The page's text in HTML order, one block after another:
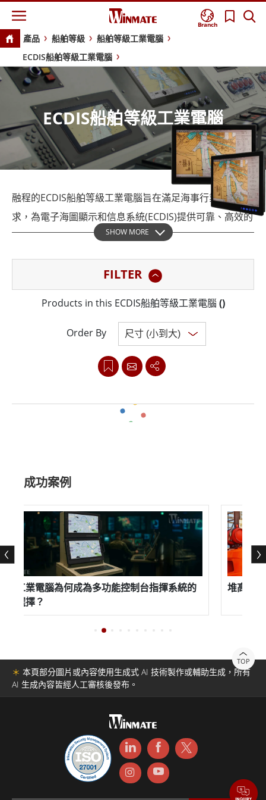
Branch
產品 船舶等級
船舶等級工業電腦
ECDIS船舶等級工業電腦
ECDIS船舶等級工業電腦
融程的ECDIS船舶等級工業電腦旨在滿足海事行業的需
求，為電子海圖顯示和信息系統(ECDIS)提供可靠、高效的
解決方案。融程的ECDIS船舶等級工業電腦根據DNV標準
能夠承受惡劣的海洋環境。
融程的ECDIS船舶等級工業電腦的主要功能之一是其顏色
校準，確保符合ECDIS標準，即使在充滿挑戰的條件下，
投射電容式多點觸控螢幕和電容式觸控鍵也能提供簡單直
觀的操作。此外，無論照明條件如何，調光亮度功能都可
融程的ECDIS船舶等級工業電腦還具有9-36 V DC的寬電壓
的多功能且可靠的選擇。
融程專注於創新和質量，致力於為海事行業提供最佳解決
方案。我們的ECDIS船舶等級工業電腦是他們追求卓越的
典範，為電子海圖顯示和信息系統提供可靠、耐用且合規
的解決方案。
SHOW MORE
FILTER
Products in this ECDIS船舶等級工業電腦 ()
Order By
成功案例
業電腦為何成為多功能控制台指揮系統的
擇？
堆高機自動化
TOP
＊ 本頁部分圖片或內容使用生成式 AI 技術製作或輔助生成，所有
AI 生成內容皆經人工審核後發布。